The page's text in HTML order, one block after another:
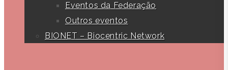
Eventos da Federação
Outros eventos
BIONET – Biocentric Network